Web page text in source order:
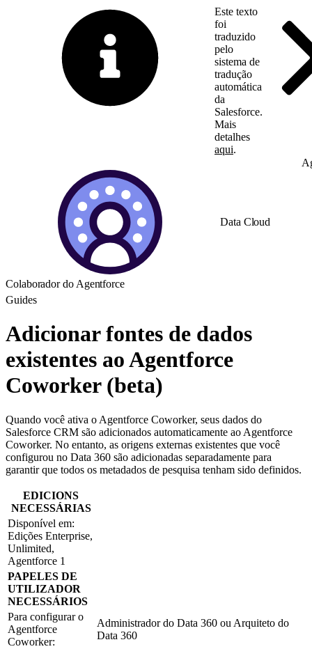
Este texto
foi
traduzido
pelo
sistema de
tradução
automática
da
Salesforce.
Mais
detalhes
aqui.
Data Cloud
Colaborador do Agentforce
Guides
Adicionar fontes de dados
existentes ao Agentforce
Coworker (beta)
Quando você ativa o Agentforce Coworker, seus dados do
Salesforce CRM são adicionados automaticamente ao Agentforce
Coworker. No entanto, as origens externas existentes que você
configurou no Data 360 são adicionadas separadamente para
garantir que todos os metadados de pesquisa tenham sido definidos.
EDICIONS
NECESSÁRIAS
Disponível em:
Edições Enterprise,
Unlimited,
Agentforce 1
PAPELES DE
UTILIZADOR
NECESSÁRIOS
Para configurar o
Agentforce
Coworker:
Administrador do Data 360 ou Arquiteto do
Data 360